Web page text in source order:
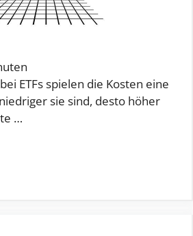
ETFs spielen die Kosten eine
sie sind, desto höher
…